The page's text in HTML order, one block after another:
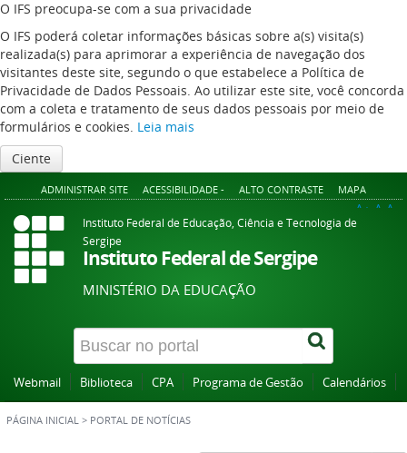
O IFS preocupa-se com a sua privacidade
O IFS poderá coletar informações básicas sobre a(s) visita(s)
realizada(s) para aprimorar a experiência de navegação dos
visitantes deste site, segundo o que estabelece a Política de
Privacidade de Dados Pessoais. Ao utilizar este site, você concorda
com a coleta e tratamento de seus dados pessoais por meio de
formulários e cookies. Leia mais
Ciente
ADMINISTRAR SITE ACESSIBILIDADE - ALTO CONTRASTE MAPA
A+ A A-
Instituto Federal de Educação, Ciência e Tecnologia de
Sergipe
Instituto Federal de Sergipe
MINISTÉRIO DA EDUCAÇÃO
Webmail Biblioteca CPA Programa de Gestão Calendários
PÁGINA INICIAL > PORTAL DE NOTÍCIAS